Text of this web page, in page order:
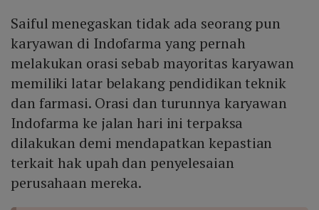
Saiful menegaskan tidak ada seorang pun
karyawan di Indofarma yang pernah
melakukan orasi sebab mayoritas karyawan
memiliki latar belakang pendidikan teknik
dan farmasi. Orasi dan turunnya karyawan
Indofarma ke jalan hari ini terpaksa
dilakukan demi mendapatkan kepastian
terkait hak upah dan penyelesaian
perusahaan mereka.